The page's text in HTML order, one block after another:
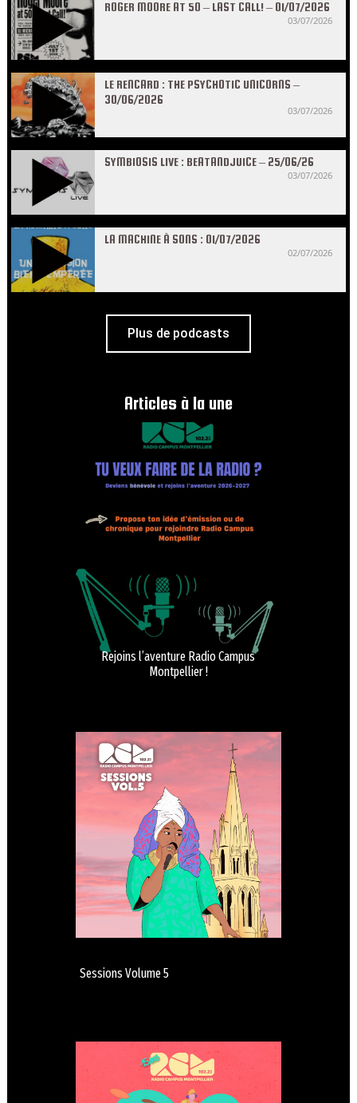
ROGER MOORE AT 50 – LAST CALL! – 01/07/2026
03/07/2026
LE RENCARD : THE PSYCHOTIC UNICORNS –
30/06/2026
03/07/2026
SYMBIOSIS LIVE : BEATANDJUICE – 25/06/26
03/07/2026
LA MACHINE À SONS : 01/07/2026
02/07/2026
Plus de podcasts
Articles à la une
Rejoins l’aventure Radio Campus
Montpellier !
Sessions Volume 5